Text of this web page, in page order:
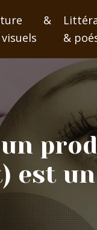
&
&
est